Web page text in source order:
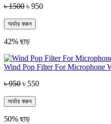
৳ 1500 ৳ 950
অর্ডার করুন
42% ছাড়
Wind Pop Filter For Microphone
৳ 950 ৳ 550
অর্ডার করুন
50% ছাড়